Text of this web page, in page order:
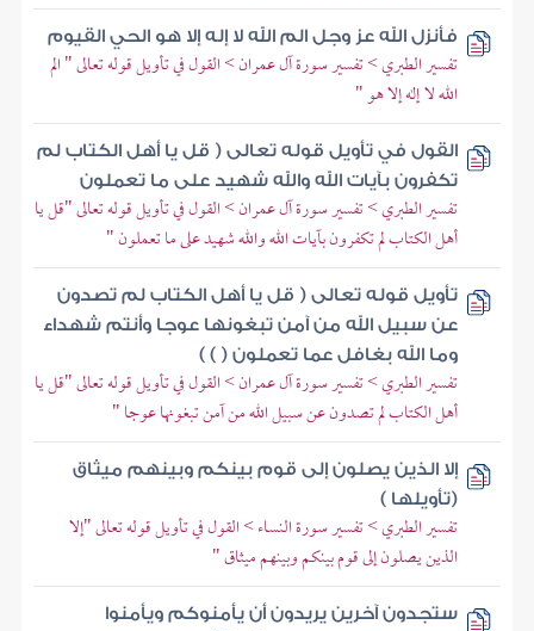
فأنزل الله عز وجل الم الله لا إله إلا هو الحي القيوم
تفسير الطبري > تفسير سورة آل عمران > القول في تأويل قوله تعالى " الم
الله لا إله إلا هو "
القول في تأويل قوله تعالى ( قل يا أهل الكتاب لم
تكفرون بآيات الله والله شهيد على ما تعملون
تفسير الطبري > تفسير سورة آل عمران > القول في تأويل قوله تعالى "قل يا
أهل الكتاب لم تكفرون بآيات الله والله شهيد على ما تعملون "
تأويل قوله تعالى ( قل يا أهل الكتاب لم تصدون
عن سبيل الله من آمن تبغونها عوجا وأنتم شهداء
وما الله بغافل عما تعملون ( ) )
تفسير الطبري > تفسير سورة آل عمران > القول في تأويل قوله تعالى "قل يا
أهل الكتاب لم تصدون عن سبيل الله من آمن تبغونها عوجا "
إلا الذين يصلون إلى قوم بينكم وبينهم ميثاق
(تأويلها )
تفسير الطبري > تفسير سورة النساء > القول في تأويل قوله تعالى "إلا
الذين يصلون إلى قوم بينكم وبينهم ميثاق "
ستجدون آخرين يريدون أن يأمنوكم ويأمنوا